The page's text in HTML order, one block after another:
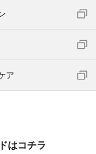
ア
はコチラ